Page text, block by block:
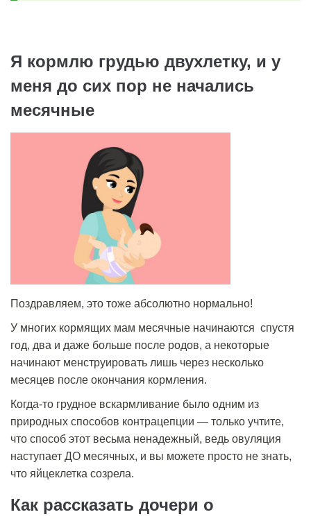
Я кормлю грудью двухлетку, и у
меня до сих пор не начались
месячные
Поздравляем, это тоже абсолютно нормально!
У многих кормящих мам месячные начинаются спустя
год, два и даже больше после родов, а некоторые
начинают менструировать лишь через несколько
месяцев после окончания кормления.
Когда-то грудное вскармливание было одним из
природных способов контрацепции — только учтите,
что способ этот весьма ненадежный, ведь овуляция
наступает ДО месячных, и вы можете просто не знать,
что яйцеклетка созрела.
Как рассказать дочери о